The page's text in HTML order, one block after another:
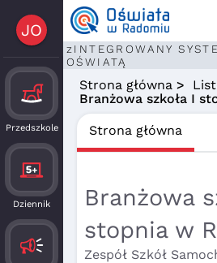
JO
Przedszkole
Dziennik
zINTEGROWANY
OŚWIATĄ
Strona główna>
Branżowa szkoła I
Strona główna
Branżowa
stopnia w
Zespół Szkół